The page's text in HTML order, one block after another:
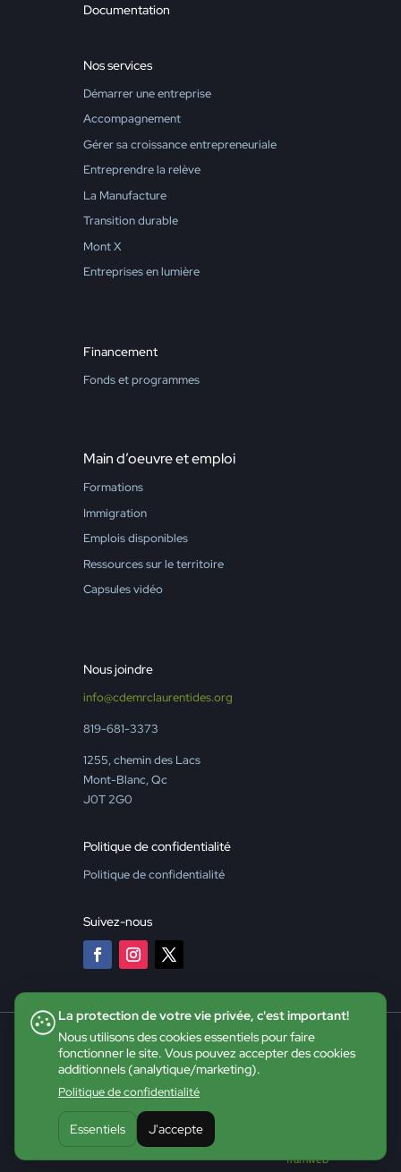
Documentation
Nos services
Démarrer une entreprise
Accompagnement
Gérer sa croissance entrepreneuriale
Entreprendre la relève
La Manufacture
Transition durable
Mont X
Entreprises en lumière
Financement
Fonds et programmes
Main d’oeuvre et emploi
Formations
Immigration
Emplois disponibles
Ressources sur le territoire
Capsules vidéo
Nous joindre
info@cdemrclaurentides.org
819-681-3373
1255, chemin des Lacs
Mont-Blanc, Qc
J0T 2G0
Politique de confidentialité
Politique de confidentialité
Suivez-nous
©2026 CDE - Tous droits réservés |
Tramweb
La protection de votre vie privée, c'est important!
Nous utilisons des cookies essentiels pour faire
fonctionner le site. Vous pouvez accepter des cookies
additionnels (analytique/marketing).
Politique de confidentialité
Essentiels J'accepte